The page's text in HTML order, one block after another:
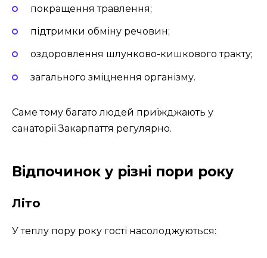
покращення травлення;
підтримки обміну речовин;
оздоровлення шлунково-кишкового тракту;
загального зміцнення організму.
Саме тому багато людей приїжджають у
санаторії Закарпаття регулярно.
Відпочинок у різні пори року
Літо
У теплу пору року гості насолоджуються: